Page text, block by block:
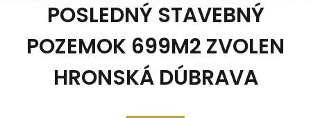
POSLEDNÝ STAVEBNÝ
POZEMOK 699M2 ZVOLEN
HRONSKÁ DÚBRAVA